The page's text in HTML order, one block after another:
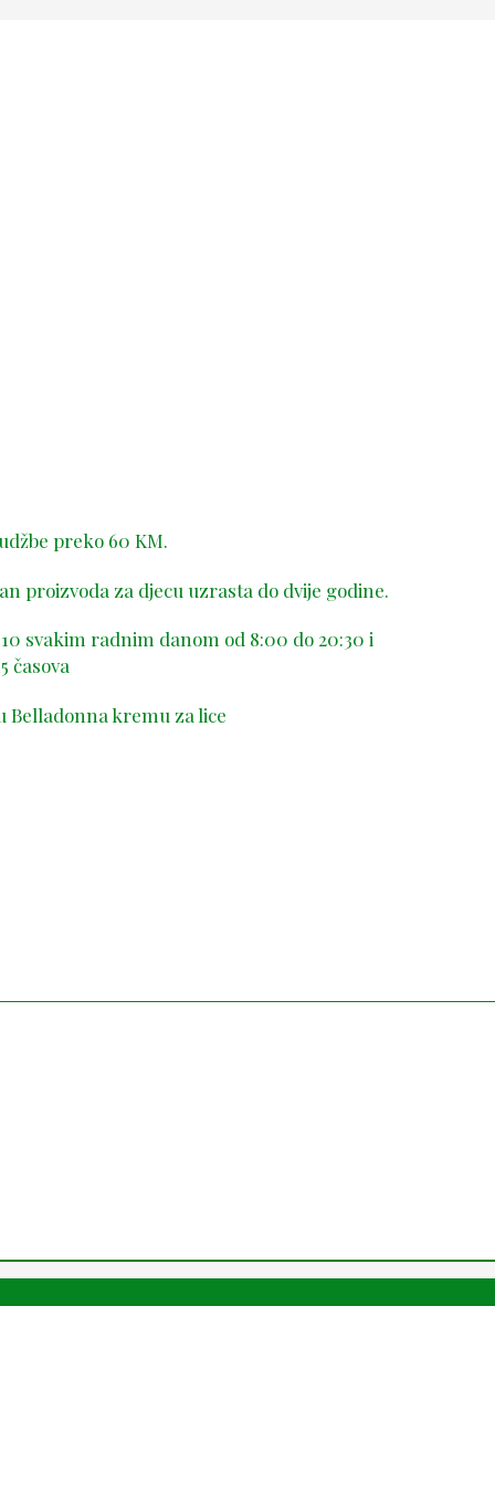
preko 60 KM.
proizvoda za djecu uzrasta do dvije godine.
svakim radnim danom od 8:00 do 20:30 i
časova
Belladonna kremu za lice